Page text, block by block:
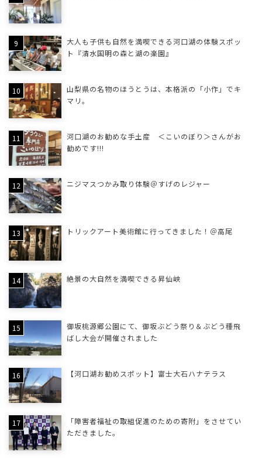
大人も子供も自然を満喫できる河口湖の体験スポッ
ト『清水国明の森と湖の楽園』
山梨県の名物のほうとうは、本格派の「小作」でキ
マリ。
河口湖のお勧めな手土産 ＜こいのぼり＞さんがお
勧めです!!!
ニジマスつかみ取り体験＠すげのレジャー
トリックアート美術館に行ってきました！＠高尾
絶景の大自然を満喫できる昇仙峡
御坂桃源郷公園にて、御坂ぶどう祭り＆ぶどう種飛
ばし大会が開催されました
【河口湖お勧めスポット】富士大石ハナテラス
「障害者福祉の取組促進のための寄附」をさせてい
ただきました。